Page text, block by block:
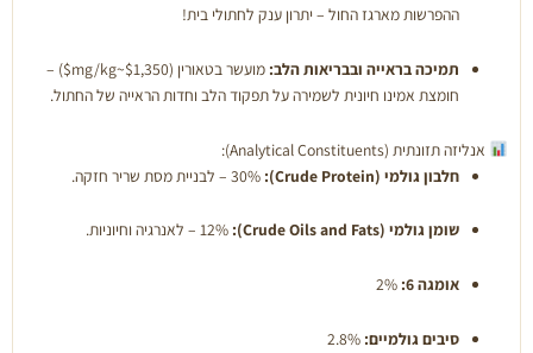
ההפרשות מארגז החול – יתרון ענק לחתולי בית!
תמיכה בראייה ובבריאות הלב: מועשר בטאורין ($1,350~mg/kg$
) –
חומצת אמינו חיונית לשמירה על תפקוד הלב וחדות הראייה של החתול.
אנליזה תזונתית (Analytical Constituents):
חלבון גולמי (Crude Protein):
30% – לבניית מסת שריר חזקה.
שומן גולמי (Crude Oils and Fats): 12% – לאנרגיה וחיוניות.
אומגה 6: 2%
סיבים גולמיים: 2.8%